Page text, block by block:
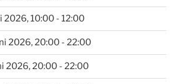
2026, 10:00 - 12:00
2026, 20:00 - 22:00
2026, 20:00 - 22:00